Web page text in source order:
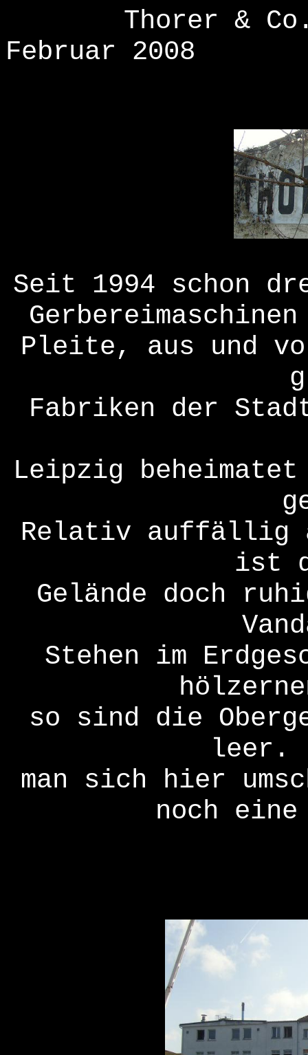
Thorer &
Februar 2008
Seit 1994 schon
Pleite, aus und
Fabriken der
Leipzig beheimatet
Relativ auffällig
ist
Gelände doch
Stehen im
so sind die
leer.
man sich hier
noch